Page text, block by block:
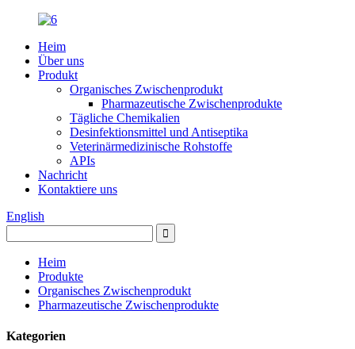
Heim
Über uns
Produkt
Organisches Zwischenprodukt
Pharmazeutische Zwischenprodukte
Tägliche Chemikalien
Desinfektionsmittel und Antiseptika
Veterinärmedizinische Rohstoffe
APIs
Nachricht
Kontaktiere uns
English
Heim
Produkte
Organisches Zwischenprodukt
Pharmazeutische Zwischenprodukte
Kategorien